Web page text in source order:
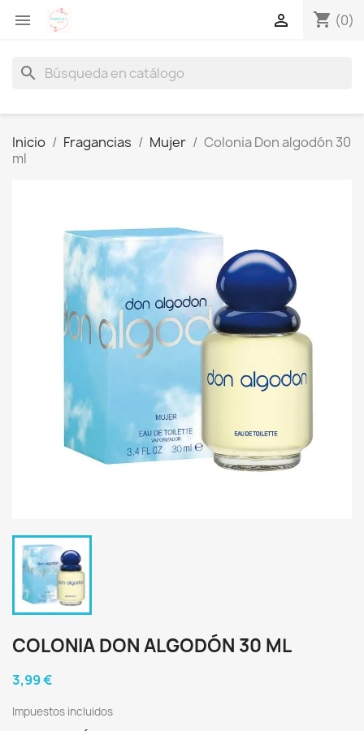
 shopping_cart (0)

search
Inicio Fragancias Mujer
Colonia Don algodón 30
ml
COLONIA DON ALGODÓN 30 ML
3,99 €
Impuestos incluidos